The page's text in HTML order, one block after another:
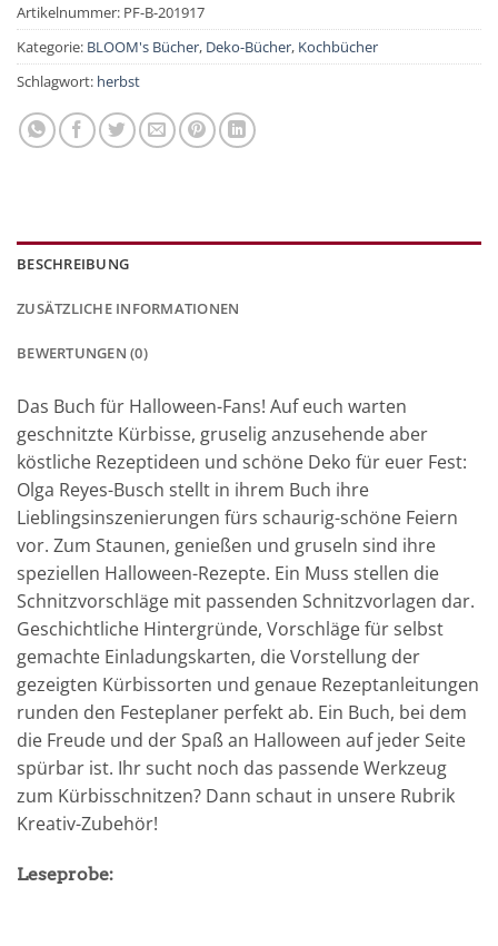
Artikelnummer: PF-B-201917
Kategorie: BLOOM's Bücher, Deko-Bücher, Kochbücher
Schlagwort: herbst
BESCHREIBUNG
ZUSÄTZLICHE INFORMATIONEN
BEWERTUNGEN (0)
Das Buch für Halloween-Fans! Auf euch warten
geschnitzte Kürbisse, gruselig anzusehende aber
köstliche Rezeptideen und schöne Deko für euer Fest:
Olga Reyes-Busch stellt in ihrem Buch ihre
Lieblingsinszenierungen fürs schaurig-schöne Feiern
vor. Zum Staunen, genießen und gruseln sind ihre
speziellen Halloween-Rezepte. Ein Muss stellen die
Schnitzvorschläge mit passenden Schnitzvorlagen dar.
Geschichtliche Hintergründe, Vorschläge für selbst
gemachte Einladungskarten, die Vorstellung der
gezeigten Kürbissorten und genaue Rezeptanleitungen
runden den Festeplaner perfekt ab. Ein Buch, bei dem
die Freude und der Spaß an Halloween auf jeder Seite
spürbar ist. Ihr sucht noch das passende Werkzeug
zum Kürbisschnitzen? Dann schaut in unsere Rubrik
Kreativ-Zubehör!
Leseprobe: